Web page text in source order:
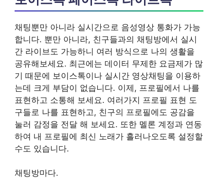
채팅뿐만 아니라 실시간으로 음성영상 통화가 가능
합니다. 뿐만 아니라, 친구들과의 채팅방에서 실시
간 라이브도 가능하니 여러 방식으로 나의 생활을
공유해보세요. 최근에는 데이터 무제한 요금제가 많
기 때문에 보이스톡이나 실시간 영상채팅을 이용하
는데 크게 부담이 없습니다. 이제, 프로필에서 나를
표현하고 소통해 보세요. 여러가지 프로필 표현 도
구들로 나를 표현하고, 친구의 프로필에도 공감을
눌러 감정을 전달 해 보세요. 또한 멜론 계정과 연동
하여 내 프로필에 최신 노래가 흘러나오도록 설정할
수도 있습니다.
채팅방마다.